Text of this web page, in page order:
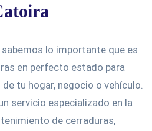
sabemos lo importante que es
en perfecto estado para
tu hogar, negocio o vehículo.
servicio especializado en la
de cerraduras,